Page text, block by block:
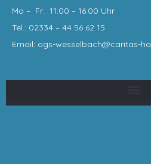
Mo – Fr: 11:00 – 16:00 Uhr
Tel.: 02334 – 44 56 62 15
Email: ogs-wesselbach@caritas-